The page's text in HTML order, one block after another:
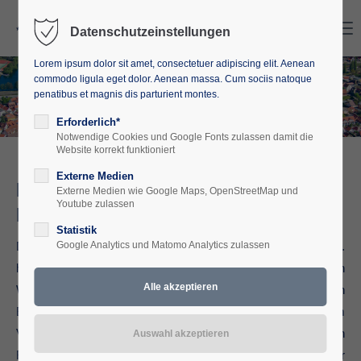
Der Verein Europäische Akademie
Mecklenburg-Vorpommern
Die Europäische Akademie Mecklenburg-Vorpommern e.V.
hat sich zum Ziel gesetzt, mit ihrem breiten Angebot an
Weiterbildungsveranstaltungen in der politischen
Erwachsenenbildung im Land Mecklenburg-Vorpommern zum
Verständnis für unseren freiheitlich-demokratischen
Rechtsstaat in einem gemeinsamen Europa beizutragen. Der
Datenschutzeinstellungen
Lorem ipsum dolor sit amet, consectetuer adipiscing elit. Aenean
commodo ligula eget dolor. Aenean massa. Cum sociis natoque
penatibus et magnis dis parturient montes.
Erforderlich*
Notwendige Cookies und Google Fonts zulassen damit die
Website korrekt funktioniert
Externe Medien
Externe Medien wie Google Maps, OpenStreetMap und
Youtube zulassen
Statistik
Google Analytics und Matomo Analytics zulassen